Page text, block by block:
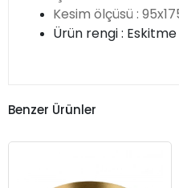
Kesim ölçüsü :
Ürün rengi :
Benzer Ürünler